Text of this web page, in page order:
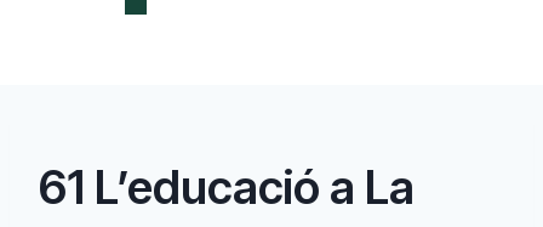
61 L’educació a La